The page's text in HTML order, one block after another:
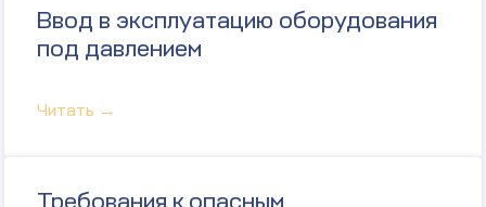
Ввод в эксплуатацию оборудования
под давлением
Читать →
Требования к опасным